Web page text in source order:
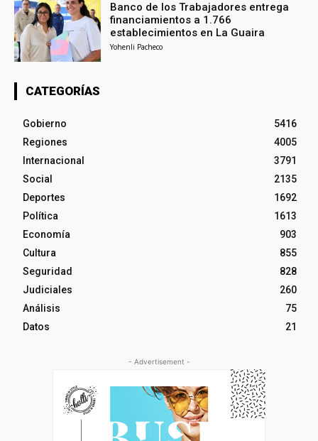
Banco de los Trabajadores entrega
financiamientos a 1.766
establecimientos en La Guaira
Yohenli Pacheco
CATEGORÍAS
Gobierno
5416
Regiones
4005
Internacional
3791
Social
2135
Deportes
1692
Política
1613
Economía
903
Cultura
855
Seguridad
828
Judiciales
260
Análisis
75
Datos
21
- Advertisement -